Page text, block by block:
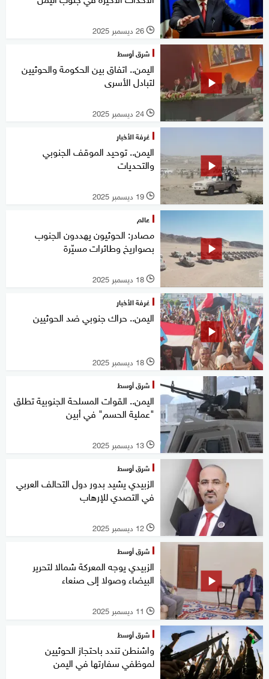
l 26 ديسمبر 2025
شرق أوسط
اليمن.. اتفاق بين الحكومة والحوثيين
لتبادل الأسرى
l 24 ديسمبر 2025
غرفة الأخبار
اليمن.. توحيد الموقف الجنوبي
والتحديات
l 19 ديسمبر 2025
عالم
مصادر: الحوثيون يهددون الجنوب
بصواريخ وطائرات مسيّرة
l 18 ديسمبر 2025
غرفة الأخبار
اليمن.. حراك جنوبي ضد الحوثيين
l 18 ديسمبر 2025
شرق أوسط
اليمن.. القوات المسلحة الجنوبية تطلق
"عملية الحسم" في أبين
l 13 ديسمبر 2025
شرق أوسط
الزبيدي يشيد بدور دول التحالف العربي
في التصدي للإرهاب
l 12 ديسمبر 2025
شرق أوسط
الزبيدي يوجه المعركة شمالا لتحرير
البيضاء وصولا إلى صنعاء
l 11 ديسمبر 2025
شرق أوسط
واشنطن تندد باحتجاز الحوثيين
لموظفي سفارتها في اليمن